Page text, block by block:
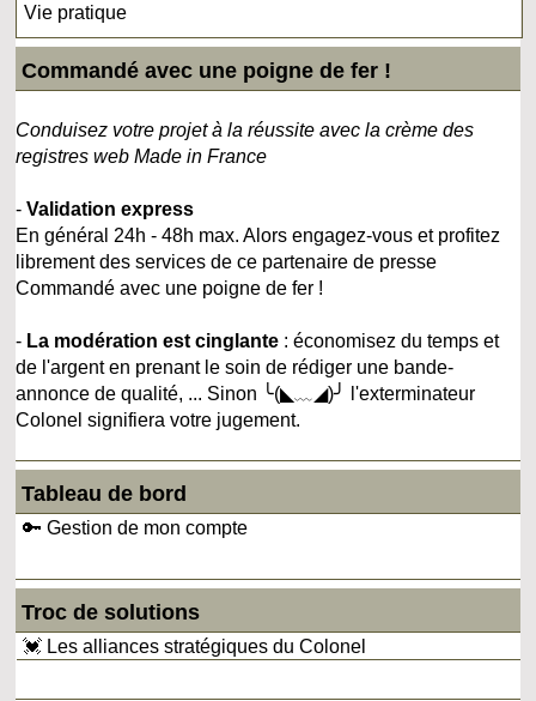
Vie pratique
Commandé avec une poigne de fer !
Conduisez votre projet à la réussite avec la crème des
registres web Made in France
-Validation express
En général 24h - 48h max. Alors engagez-vous et profitez
librement des services de ce partenaire de presse
Commandé avec une poigne de fer !
- La modération est cinglante : économisez du temps et
de l'argent en prenant le soin de rédiger une bande-
annonce de qualité, ... Sinon ╰(◣﹏◢)╯ l'exterminateur
Colonel signifiera votre jugement.
Tableau de bord
🔑 Gestion de mon compte
Troc de solutions
💓 Les alliances stratégiques du Colonel